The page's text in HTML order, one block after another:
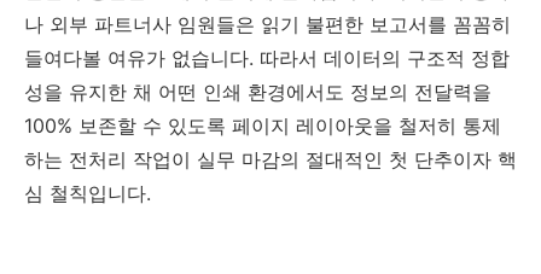
나 외부 파트너사 임원들은 읽기 불편한 보고서를 꼼꼼히
들여다볼 여유가 없습니다. 따라서 데이터의 구조적 정합
성을 유지한 채 어떤 인쇄 환경에서도 정보의 전달력을
100% 보존할 수 있도록 페이지 레이아웃을 철저히 통제
하는 전처리 작업이 실무 마감의 절대적인 첫 단추이자 핵
심 철칙입니다.